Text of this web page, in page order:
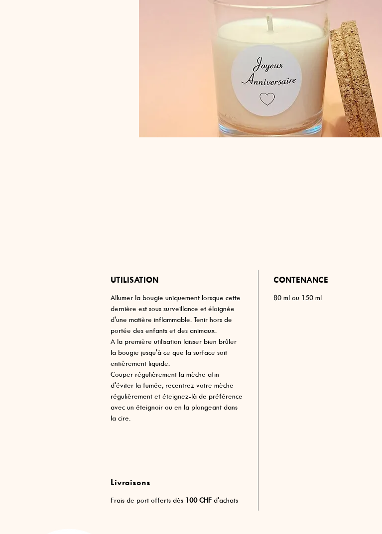
UTILISATION
Allumer la bougie uniquement lorsque cette
dernière est sous surveillance et éloignée
d'une matière inflammable. Tenir hors de
portée des enfants et des animaux.
A la première utilisation laisser bien brûler
la bougie jusqu'à ce que la surface soit
entièrement liquide.
Couper régulièrement la mèche afin
d'éviter la fumée, recentrez votre mèche
régulièrement et éteignez-là de préférence
avec un éteignoir ou en la plongeant dans
la cire.
CONTENANCE
80 ml ou 150 ml
Livraisons
Frais de port offerts dès 100 CHF d'achats